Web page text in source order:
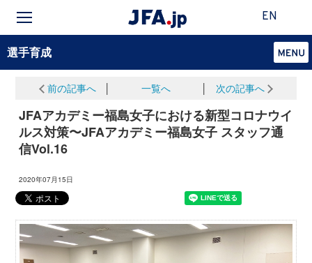
EN
選手育成
前の記事へ 一覧へ 次の記事へ
JFAアカデミー福島女子における新型コロナウイ
ルス対策〜JFAアカデミー福島女子 スタッフ通
信Vol.16
2020年07月15日